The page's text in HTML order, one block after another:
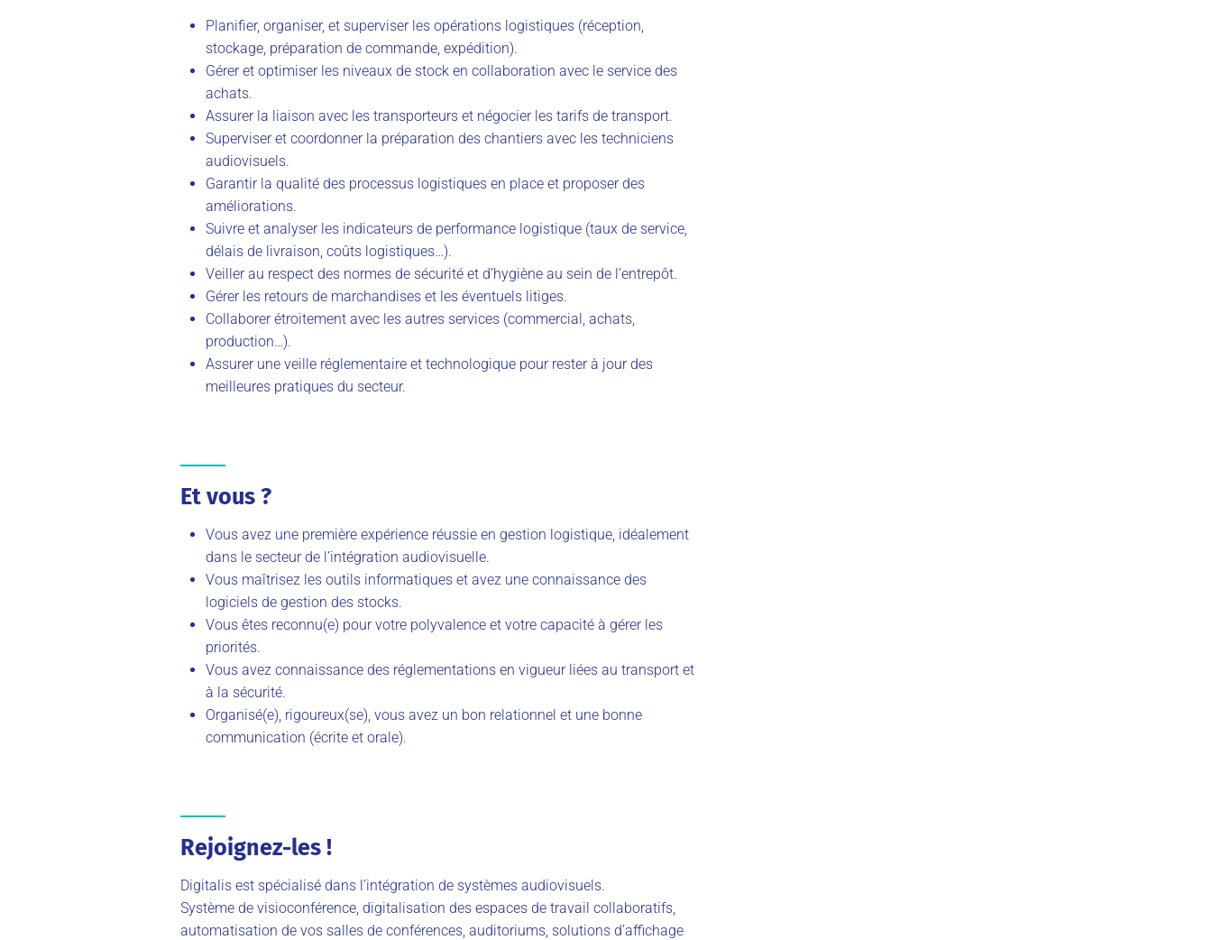
Planifier, organiser, et superviser les opérations logistiques (réception,
stockage, préparation de commande, expédition).
Gérer et optimiser les niveaux de stock en collaboration avec le service des
achats.
Assurer la liaison avec les transporteurs et négocier les tarifs de transport.
Superviser et coordonner la préparation des chantiers avec les techniciens
audiovisuels.
Garantir la qualité des processus logistiques en place et proposer des
améliorations.
Suivre et analyser les indicateurs de performance logistique (taux de service,
délais de livraison, coûts logistiques…).
Veiller au respect des normes de sécurité et d’hygiène au sein de l’entrepôt.
Gérer les retours de marchandises et les éventuels litiges.
Collaborer étroitement avec les autres services (commercial, achats,
production…).
Assurer une veille réglementaire et technologique pour rester à jour des
meilleures pratiques du secteur.
Et vous ?
Vous avez une première expérience réussie en gestion logistique, idéalement
dans le secteur de l’intégration audiovisuelle.
Vous maîtrisez les outils informatiques et avez une connaissance des
logiciels de gestion des stocks.
Vous êtes reconnu(e) pour votre polyvalence et votre capacité à gérer les
priorités.
Vous avez connaissance des réglementations en vigueur liées au transport et
à la sécurité.
Organisé(e), rigoureux(se), vous avez un bon relationnel et une bonne
communication (écrite et orale).
Rejoignez-les !
Digitalis est spécialisé dans l’intégration de systèmes audiovisuels.
Système de visioconférence, digitalisation des espaces de travail collaboratifs,
automatisation de vos salles de conférences, auditoriums, solutions d’affichage